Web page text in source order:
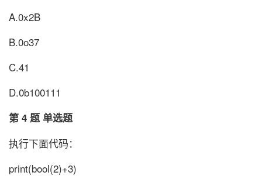
A.0x2B
B.0o37
C.41
D.0b100111
第 4 题 单选题
执行下面代码：
print(bool(2)+3)